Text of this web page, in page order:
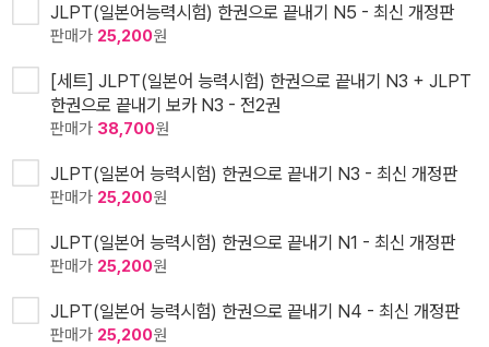
JLPT(일본어능력시험) 한권으로 끝내기 N5 - 최신 개정판
판매가 25,200원
[세트] JLPT(일본어 능력시험) 한권으로 끝내기 N3 + JLPT
한권으로 끝내기 보카 N3 - 전2권
판매가 38,700원
JLPT(일본어 능력시험) 한권으로 끝내기 N3 - 최신 개정판
판매가 25,200원
JLPT(일본어 능력시험) 한권으로 끝내기 N1 - 최신 개정판
판매가 25,200원
JLPT(일본어 능력시험) 한권으로 끝내기 N4 - 최신 개정판
판매가 25,200원